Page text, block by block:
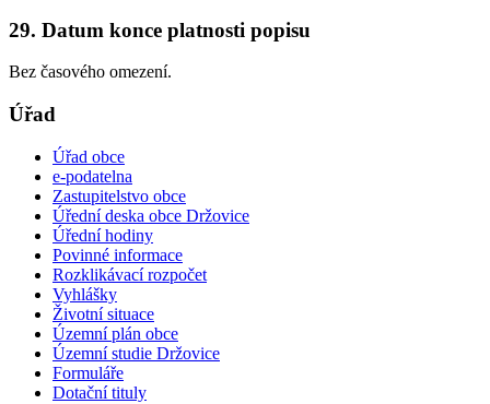
29. Datum konce platnosti popisu
Bez časového omezení.
Úřad
Úřad obce
e-podatelna
Zastupitelstvo obce
Úřední deska obce Držovice
Úřední hodiny
Povinné informace
Rozklikávací rozpočet
Vyhlášky
Životní situace
Územní plán obce
Územní studie Držovice
Formuláře
Dotační tituly